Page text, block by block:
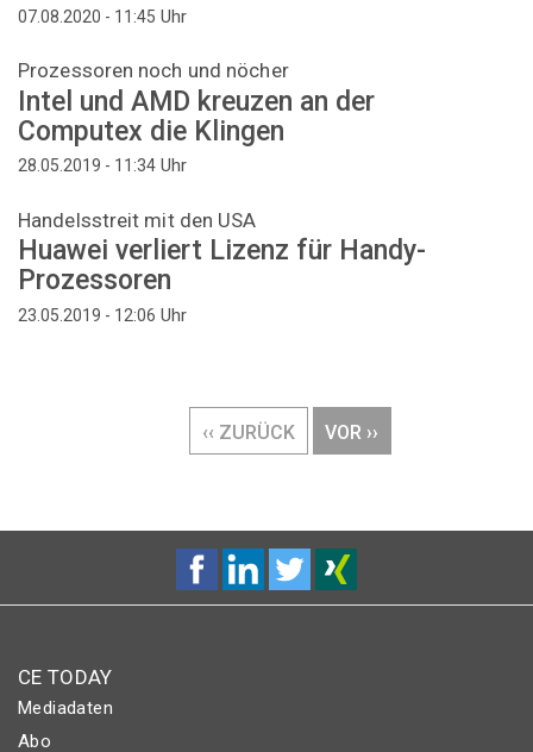
07.08.2020 - 11:45 Uhr
Prozessoren noch und nöcher
Intel und AMD kreuzen an der
Computex die Klingen
28.05.2019 - 11:34 Uhr
Handelsstreit mit den USA
Huawei verliert Lizenz für Handy-
Prozessoren
23.05.2019 - 12:06 Uhr
VORHERIGE
SEITE
‹‹ ZURÜCK
NÄCHSTE
SEITE
VOR ››
CE TODAY
Mediadaten
Abo